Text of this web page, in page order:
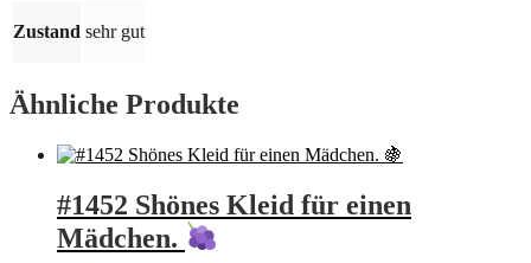
Zustand sehr gut
Ähnliche Produkte
#1452 Shönes Kleid für einen
Mädchen.